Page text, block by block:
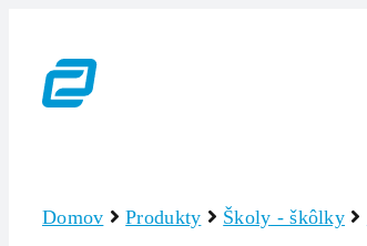
content
Domov Produkty Školy - škôlky